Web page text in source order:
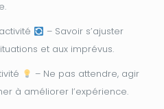
– Savoir s’ajuster
et aux imprévus.
– Ne pas attendre, agir
à améliorer l’expérience.